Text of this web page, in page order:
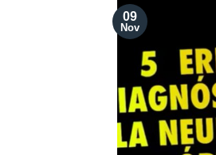
09
Nov